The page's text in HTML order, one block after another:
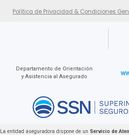
Política de Privacidad & Condiciones
Departamento de Orientación
y Asistencia al Asegurado
La entidad aseguradora dispone de un Servicio de